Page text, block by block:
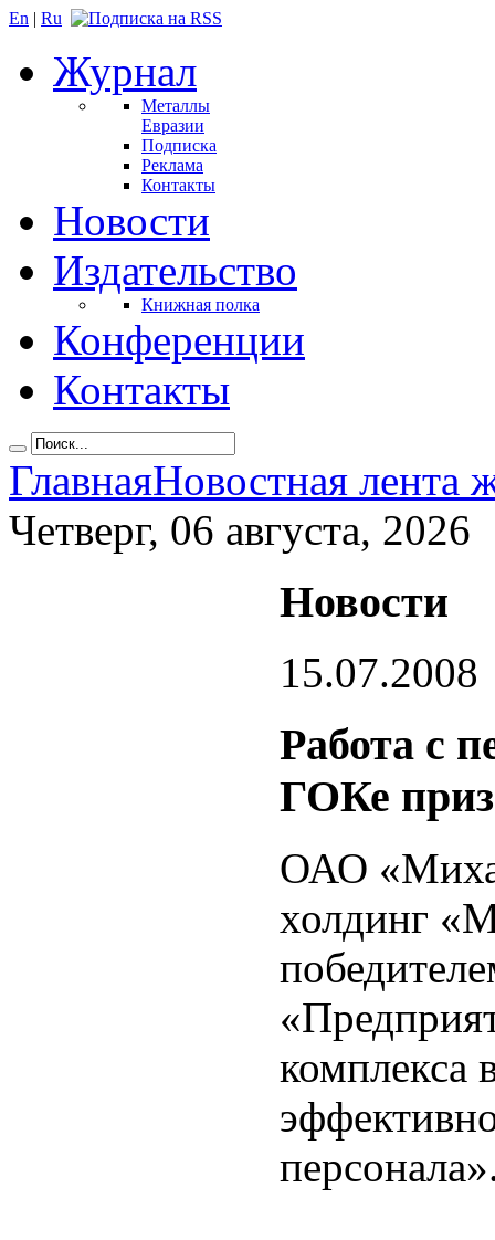
En | Ru
Журнал
Металлы
Евразии
Подписка
Реклама
Контакты
Новости
Издательство
Книжная полка
Конференции
Контакты
ГлавнаяНовостная лента
Четверг, 06 августа, 2026
Новости
15.07.2008
Работа с
ГОКе
ОАО
холдинг
комплекса